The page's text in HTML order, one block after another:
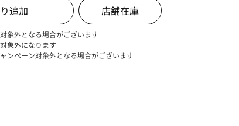
店舗在庫
象外となる場合がございます
象外になります
ンペーン対象外となる場合がございます